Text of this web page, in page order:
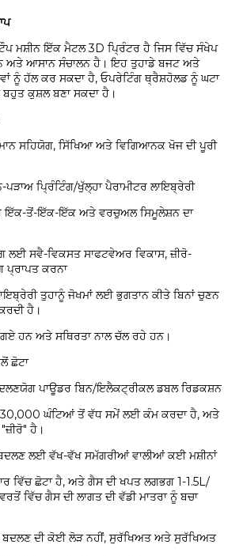
ਮਸ਼ੀਨ ਇੱਕ ਮੈਟਲ 3D ਪ੍ਰਿੰਟਰ ਹੈ ਜਿਸ ਵਿੱਚ ਸੰਖੇਪ
ਅਤੇ ਆਸਾਨ ਸੰਚਾਲਨ ਹੈ। ਇਹ ਤੁਹਾਡੇ ਬਜਟ ਅਤੇ
ਨੂੰ ਹੱਲ ਕਰ ਸਕਦਾ ਹੈ, ਓਪਰੇਟਿੰਗ ਥ੍ਰੈਸ਼ਹੋਲਡ ਨੂੰ ਘਟਾ
ਕੁਸ਼ਲ ਬਣਾ ਸਕਦਾ ਹੈ।
ਸਹਿਯੋਗ, ਸਿੱਖਿਆ ਅਤੇ ਵਿਗਿਆਨਕ ਖੋਜ ਦੀ ਪੂਰੀ
ਪੜਾਅ ਪ੍ਰਿੰਟਿੰਗ/ਖੁੱਲ੍ਹਾ ਪੈਰਾਮੀਟਰ ਲਾਇਬ੍ਰੇਰੀ
ਇੱਕ-ਤੋਂ-ਇੱਕ-ਇੱਕ ਅਤੇ ਵਰਚੁਅਲ ਸਿਮੂਲੇਸ਼ਨ ਦਾ
ਲਈ ਸਵੈ-ਵਿਕਸਤ ਸਾਫਟਵੇਅਰ ਵਿਕਾਸ, ਜ਼ੀਰੋ-
ਪ੍ਰਾਪਤ ਕਰਨਾ
ਤੁਹਾਨੂੰ ਜੋਖਮਾਂ ਲਈ ਭੁਗਤਾਨ ਕੀਤੇ ਬਿਨਾਂ ਚੁਣਨ
ਹੈ।
ਹਨ ਅਤੇ ਸਥਿਰਤਾ ਨਾਲ ਚੱਲ ਰਹੇ ਹਨ।
ਛੋਟਾ
ਪਾਊਡਰ ਬਿਨ/ਇਲੈਕਟ੍ਰੀਕਲ ਡਬਲ ਰਿਡਕਸ਼ਨ
30,000 ਘੰਟਿਆਂ ਤੋਂ ਵੱਧ ਸਮੇਂ ਲਈ ਕੰਮ ਕਰਦਾ ਹੈ, ਅਤੇ
ਹੈ।
ਲਈ ਵੱਖ-ਵੱਖ ਸਮੱਗਰੀਆਂ ਵਾਲੀਆਂ ਕਈ ਮਸ਼ੀਨਾਂ
ਵਿੱਚ ਛੋਟਾ ਹੈ, ਅਤੇ ਗੈਸ ਦੀ ਖਪਤ ਲਗਭਗ 1-1.5L/
ਵਿੱਚ ਗੈਸ ਦੀ ਲਾਗਤ ਦੀ ਵੱਡੀ ਮਾਤਰਾ ਨੂੰ ਬਚਾ
ਬਦਲਣ ਦੀ ਕੋਈ ਲੋੜ ਨਹੀਂ, ਸੁਰੱਖਿਅਤ ਅਤੇ ਸੁਰੱਖਿਅਤ